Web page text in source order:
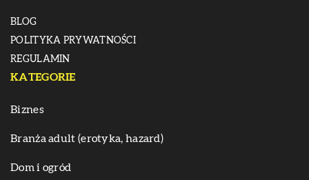
BLOG
POLITYKA PRYWATNOŚCI
REGULAMIN
KATEGORIE
Biznes
Branża adult (erotyka, hazard)
Dom i ogród